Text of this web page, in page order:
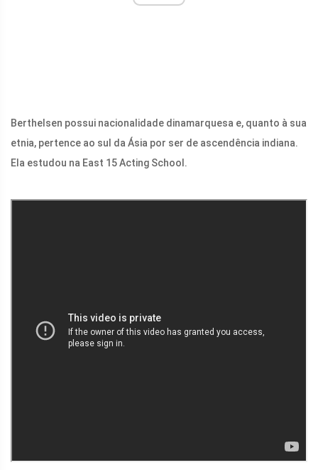
Berthelsen possui nacionalidade dinamarquesa e, quanto à sua
etnia, pertence ao sul da Ásia por ser de ascendência indiana.
Ela estudou na East 15 Acting School.